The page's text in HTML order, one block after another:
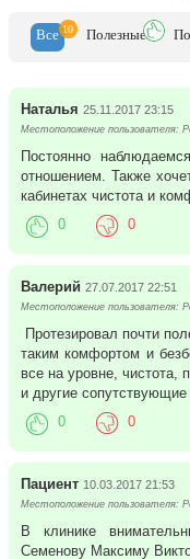
Все 10 Полезные
Наталья 25.11.2017 23:15
Местоположение пользователя:
Постоянно
отношением. Также
кабинетах чистота и
0
0
Валерий 27.07.2017 22:51
Местоположение пользователя:
Протезировал почти
таким комфортом и
все на уровне, чистота,
и другие
0
0
Пациент 10.03.2017 21:53
Местоположение пользователя:
В клинике
Семенову Максиму